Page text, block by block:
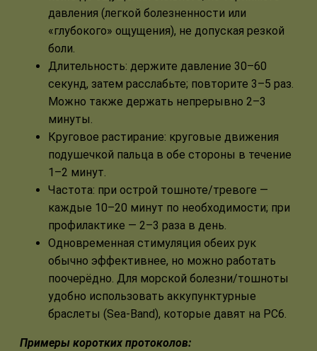
давления (легкой болезненности или
«глубокого» ощущения), не допуская резкой
боли.
Длительность: держите давление 30–60
секунд, затем расслабьте; повторите 3–5 раз.
Можно также держать непрерывно 2–3
минуты.
Круговое растирание: круговые движения
подушечкой пальца в обе стороны в течение
1–2 минут.
Частота: при острой тошноте/тревоге —
каждые 10–20 минут по необходимости; при
профилактике — 2–3 раза в день.
Одновременная стимуляция обеих рук
обычно эффективнее, но можно работать
поочерёдно. Для морской болезни/тошноты
удобно использовать аккупунктурные
браслеты (Sea‑Band), которые давят на PC6.
Примеры коротких протоколов: